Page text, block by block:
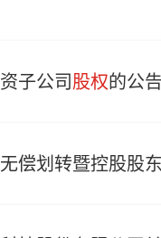
子公司股权的公
无偿划转暨控股股